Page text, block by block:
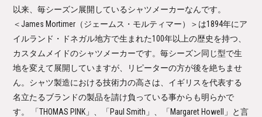
以来、毎シーズン展開しているシャツメーカーなんです。
＜James Mortimer（ジェームス・モルティマー）＞ は1894年にア
イルランド・ドネガル地方で生まれた100年以上の歴史を持つ、
カスタムメイドのシャツメーカーです。毎シーズン同じ型で生
地を変えて展開していますが、リピーターの方が後を絶ちませ
ん。シャツ製造における技術力の高さは、イギリスを代表する
名立たるブランドの製品を請け負っている事からも明らかで
す。 「THOMAS PINK」、「Paul Smith」、「Margaret Howell」と言